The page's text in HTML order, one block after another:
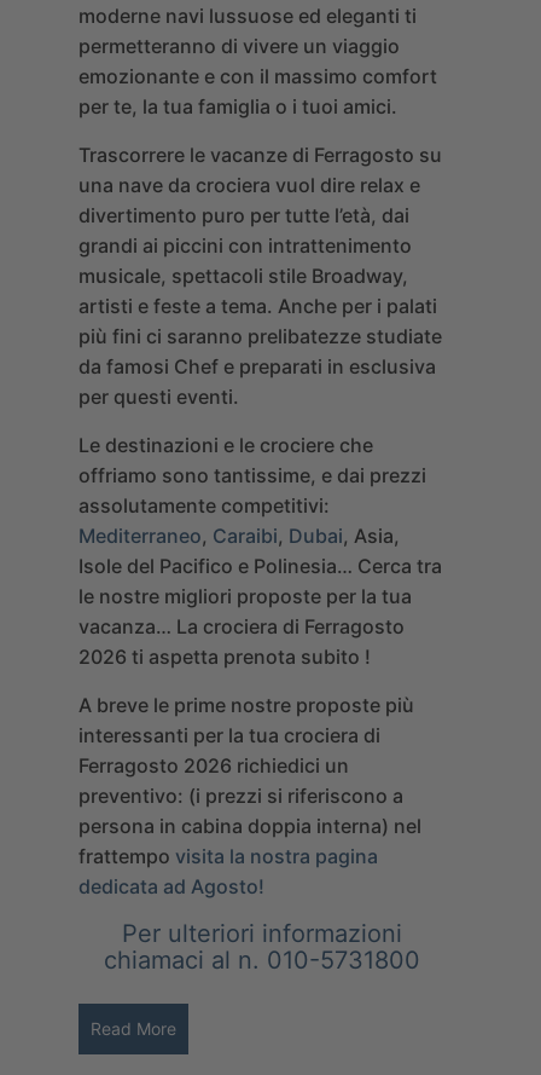
moderne navi lussuose ed eleganti ti
permetteranno di vivere un viaggio
emozionante e con il massimo comfort
per te, la tua famiglia o i tuoi amici.
Trascorrere le vacanze di Ferragosto su
una nave da crociera vuol dire relax e
divertimento puro per tutte l’età, dai
grandi ai piccini con intrattenimento
musicale, spettacoli stile Broadway,
artisti e feste a tema. Anche per i palati
più fini ci saranno prelibatezze studiate
da famosi Chef e preparati in esclusiva
per questi eventi.
Le destinazioni e le crociere che
offriamo sono tantissime, e dai prezzi
assolutamente competitivi:
Mediterraneo, Caraibi, Dubai, Asia,
Isole del Pacifico e Polinesia… Cerca tra
le nostre migliori proposte per la tua
vacanza… La crociera di Ferragosto
2026 ti aspetta prenota subito !
A breve le prime nostre proposte più
interessanti per la tua crociera di
Ferragosto 2026 richiedici un
preventivo: (i prezzi si riferiscono a
persona in cabina doppia interna) nel
frattempo visita la nostra pagina
dedicata ad Agosto!
Per ulteriori informazioni
chiamaci al n. 010-5731800
Read More